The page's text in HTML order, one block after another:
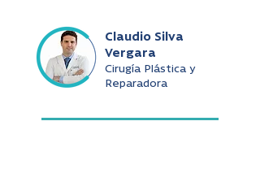
Claudio Silva
Vergara
Cirugía Plástica y
Reparadora